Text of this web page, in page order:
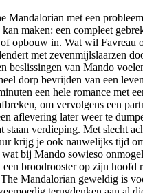
Mandalorian met een
maken: een compleet
opbouw in. Wat wil Favreau
met zevenmijlslaarzen
beslissingen van Mando
dorp bevrijden van een
een hele romance met
om vervolgens een
aflevering later weer te
staan verdieping. Met slecht
krijg je ook nauwelijks tijd
wat bij Mando sowieso
een broodrooster op zijn hoofd
Mandalorian geweldig is